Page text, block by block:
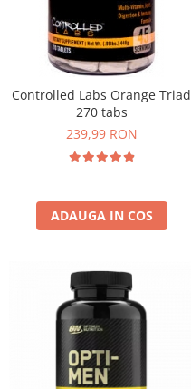
Vitamine bărbați / femei
Îngrijire personală
Insulated
JNX Sports
Kaged
Kevin Levrone
Muscle Meds
Muscle Pharm
Mutant
Naughty Boy
Nordic Naturals
NOW Foods
Olimp Sport Nutrition
Controlled Labs Orange Triad
270 tabs
239,99 RON
ADAUGA IN COS